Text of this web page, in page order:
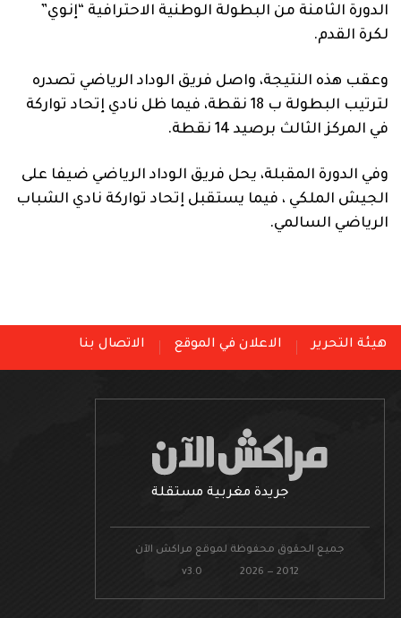
الدورة الثامنة من البطولة الوطنية الاحترافية “إنوي”
لكرة القدم.
وعقب هذه النتيجة، واصل فريق الوداد الرياضي تصدره
لترتيب البطولة ب 18 نقطة، فيما ظل نادي إتحاد تواركة
في المركز الثالث برصيد 14 نقطة.
وفي الدورة المقبلة، يحل فريق الوداد الرياضي ضيفا على
الجيش الملكي ، فيما يستقبل إتحاد تواركة نادي الشباب
الرياضي السالمي.
هيئة التحرير الاعلان في الموقع الاتصال بنا
جريدة مغربية مستقلة
جميع الحقوق محفوظة لموقع مراكش الآن
v3.0 2026 — 2012